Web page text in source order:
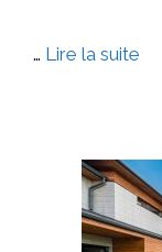
… Lire la suite